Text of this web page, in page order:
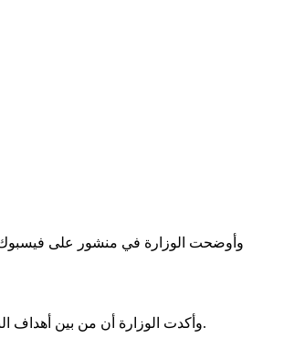
وأكدت الوزارة أن من بين أهداف البرنامج اكتتاب 108 عمال عند انطلاق الحملة الزراعية القادمة، إضافة لتدخلات أخرى لخلق المزيد من فرص العمل، بعد دراسة سلسلة القيمة المرتبطة بالمشروع.